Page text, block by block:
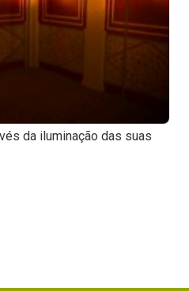
da iluminação das suas